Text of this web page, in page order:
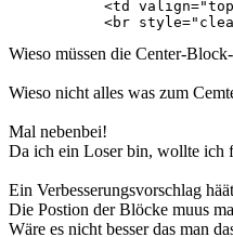
<br
Wieso müssen die Center-
Wieso nicht alles was zum
Mal nebenbei!
Da ich ein Loser bin, wollte ich
Ein Verbesserungsvorschlag
Die Postion der Blöcke muus
Wäre es nicht besser das man